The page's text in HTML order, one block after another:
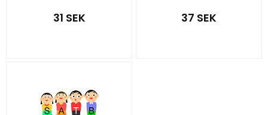
31 SEK 37 SEK